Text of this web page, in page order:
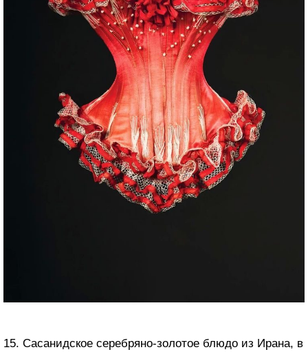
15. Сасанидское серебряно-золотое блюдо из Ирана, в